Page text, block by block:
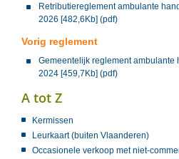
Retributiereglement ambulante
2026 [482,6Kb] (pdf)
Vorig reglement
Gemeentelijk reglement ambulante
2024 [459,7Kb] (pdf)
A tot Z
Kermissen
Leurkaart (buiten Vlaanderen)
Occasionele verkoop met niet-